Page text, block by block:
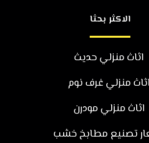
الاكثر بحثا
اثاث منزلي حديث
اثاث منزلي غرف نوم
اثاث منزلي مودرن
تصنيع مطابخ خشب